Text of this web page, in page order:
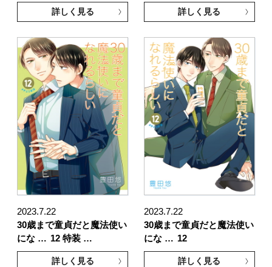
詳しく見る 詳しく見る
2023.7.22
30歳まで童貞だと魔法使い
にな … 12 特装 …
詳しく見る
2023.7.22
30歳まで童貞だと魔法使い
にな … 12
詳しく見る